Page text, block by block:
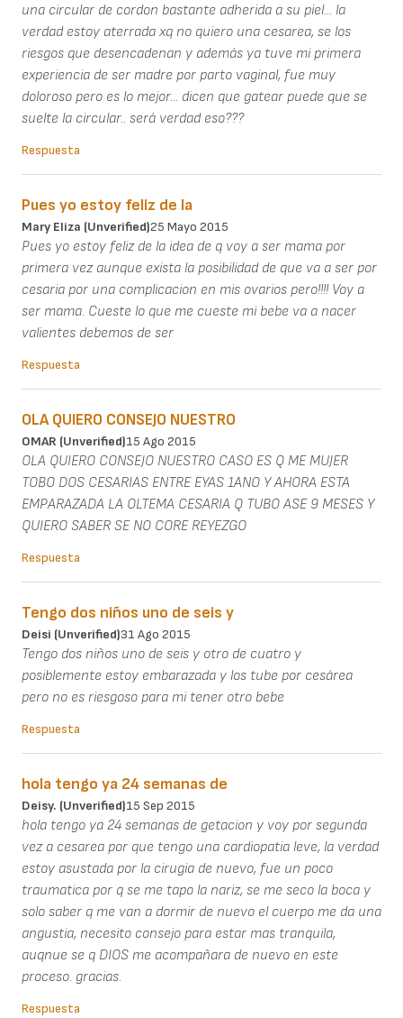
una circular de cordon bastante adherida a su piel... la
verdad estoy aterrada xq no quiero una cesarea, se los
riesgos que desencadenan y además ya tuve mi primera
experiencia de ser madre por parto vaginal, fue muy
doloroso pero es lo mejor... dicen que gatear puede que se
suelte la circular.. será verdad eso???
Respuesta
Pues yo estoy feliz de la
Mary Eliza (unverified)25 Mayo 2015
Pues yo estoy feliz de la idea de q voy a ser mama por
primera vez aunque exista la posibilidad de que va a ser por
cesaria por una complicacion en mis ovarios pero!!!! Voy a
ser mama. Cueste lo que me cueste mi bebe va a nacer
valientes debemos de ser
Respuesta
OLA QUIERO CONSEJO NUESTRO
OMAR (unverified)15 Ago 2015
OLA QUIERO CONSEJO NUESTRO CASO ES Q ME MUJER
TOBO DOS CESARIAS ENTRE EYAS 1ANO Y AHORA ESTA
EMPARAZADA LA OLTEMA CESARIA Q TUBO ASE 9 MESES Y
QUIERO SABER SE NO CORE REYEZGO
Respuesta
Tengo dos niños uno de seis y
Deisi (unverified)31 Ago 2015
Tengo dos niños uno de seis y otro de cuatro y
posiblemente estoy embarazada y los tube por cesárea
pero no es riesgoso para mi tener otro bebe
Respuesta
hola tengo ya 24 semanas de
Deisy. (unverified)15 Sep 2015
hola tengo ya 24 semanas de getacion y voy por segunda
vez a cesarea por que tengo una cardiopatia leve, la verdad
estoy asustada por la cirugia de nuevo, fue un poco
traumatica por q se me tapo la nariz, se me seco la boca y
solo saber q me van a dormir de nuevo el cuerpo me da una
angustia, necesito consejo para estar mas tranquila,
auqnue se q DIOS me acompañara de nuevo en este
proceso. gracias.
Respuesta